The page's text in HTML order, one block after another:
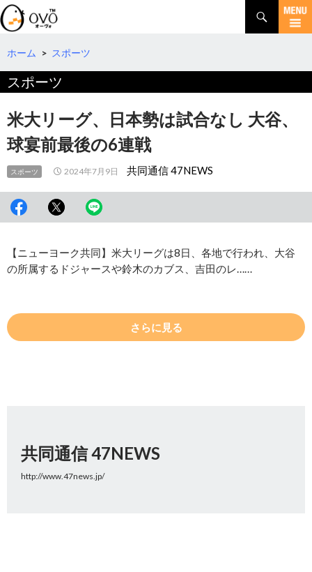
検
索
コ
テ
へ
移
動
ホーム > スポーツ
スポーツ
米大リーグ、日本勢は試合なし 大谷、
球宴前最後の6連戦
スポーツ 2024年7月9日 共同通信 47NEWS
【ニューヨーク共同】米大リーグは8日、各地で行われ、大谷
の所属するドジャースや鈴木のカブス、吉田のレ……
さらに見る
共同通信 47NEWS
http://www.47news.jp/